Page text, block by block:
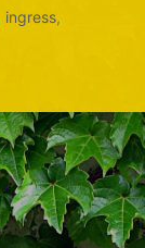
ingress,